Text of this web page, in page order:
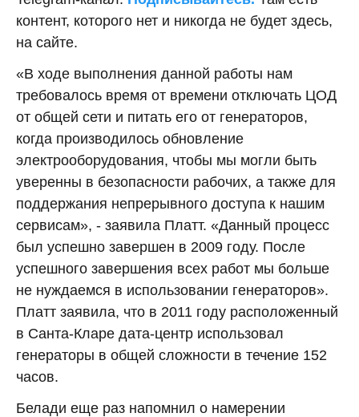
контент, которого нет и никогда не будет здесь,
на сайте.
«В ходе выполнения данной работы нам
требовалось время от времени отключать ЦОД
от общей сети и питать его от генераторов,
когда производилось обновление
электрооборудования, чтобы мы могли быть
уверенны в безопасности рабочих, а также для
поддержания непрерывного доступа к нашим
сервисам», - заявила Платт. «Данный процесс
был успешно завершен в 2009 году. После
успешного завершения всех работ мы больше
не нуждаемся в использовании генераторов».
Платт заявила, что в 2011 году расположенный
в Санта-Кларе дата-центр использовал
генераторы в общей сложности в течение 152
часов.
Белади еще раз напомнил о намерении